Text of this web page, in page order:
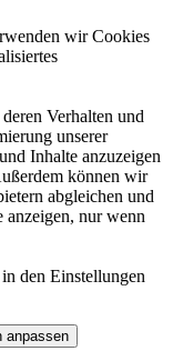
wir Cookies
Verhalten und
unserer
Inhalte anzuzeigen
können wir
abgleichen und
anzeigen, nur wenn
den Einstellungen
anpassen